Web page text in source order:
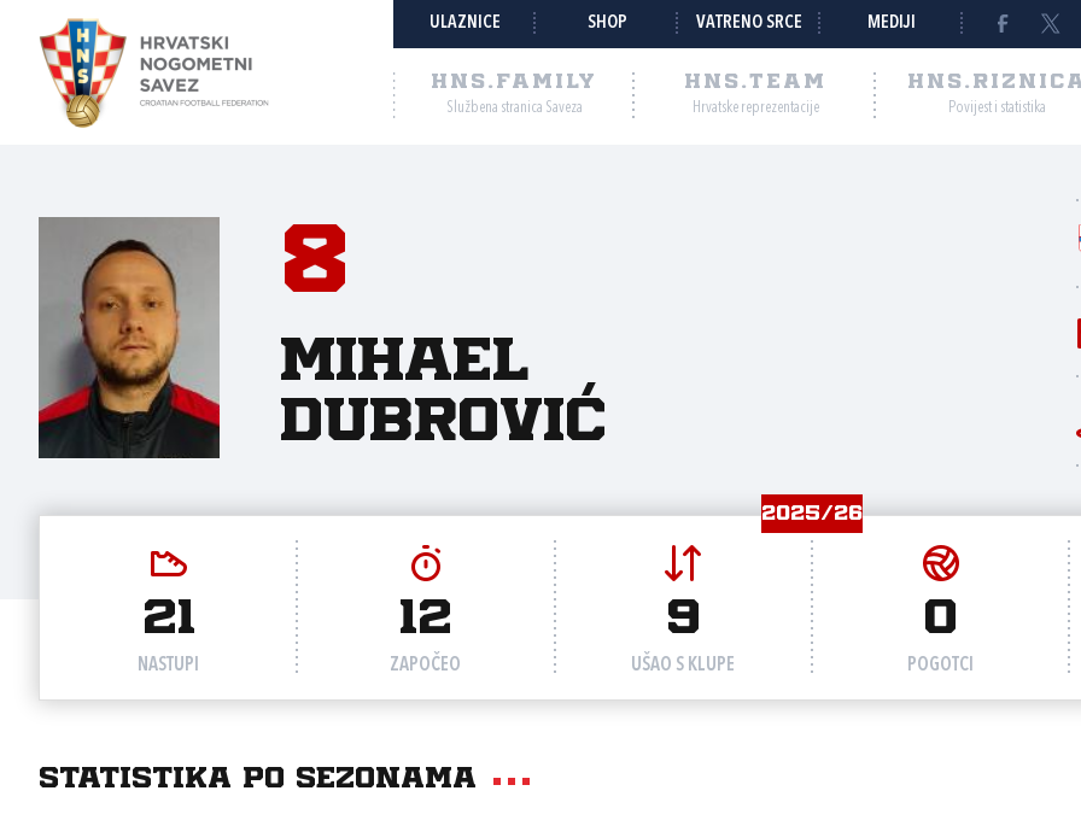
ULAZNICE SHOP VATRENO SRCE MEDIJI
HNS.FAMILY
Službena stranica Saveza
HNS.TEAM
Hrvatske reprezentacije Povijest i statistika
8
Mihael
Dubrović
2025/26
21
NASTUPI
12
ZAPOČEO
9
UŠAO S KLUPE
0
POGOTCI
Statistika po sezonama